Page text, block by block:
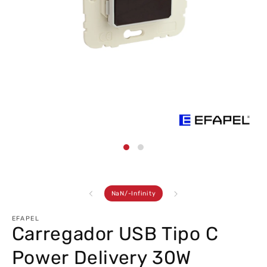
NaN/ de
-Infinity
EFAPEL
Carregador USB Tipo C
Power Delivery 30W